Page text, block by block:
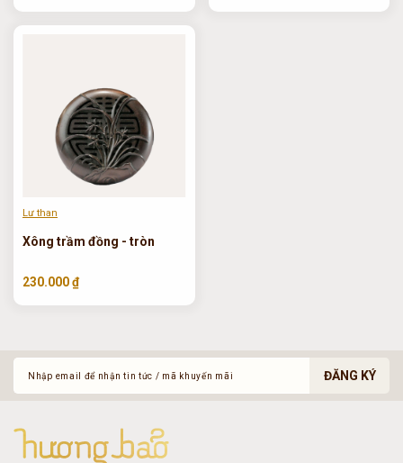
Lư than
Xông trầm đồng - tròn
230.000 ₫
ĐĂNG KÝ